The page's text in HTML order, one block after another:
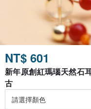
NT$ 601
新年原創紅瑪瑙天然石
古